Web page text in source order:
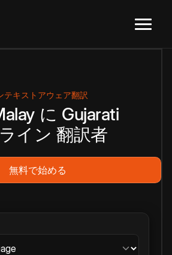
テキストアウェア翻訳
に Gujarati
イン 翻訳者
無料で始める